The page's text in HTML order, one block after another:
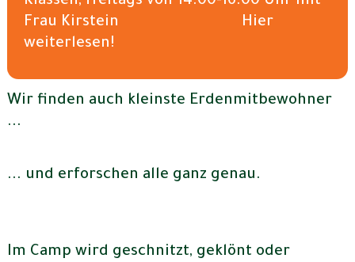
Frau Kirstein
Hier
weiterlesen!
Wir finden auch kleinste Erdenmitbewohner
...
... und erforschen alle ganz genau.
Im Camp wird geschnitzt, geklönt oder